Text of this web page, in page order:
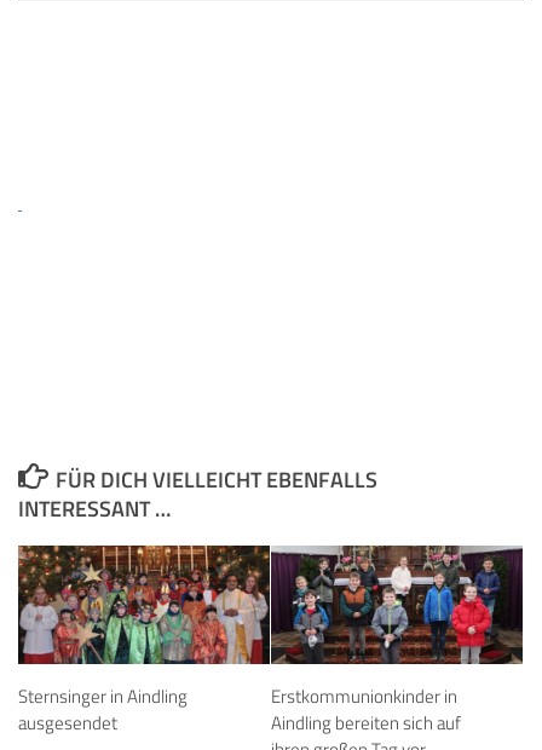
FÜR DICH VIELLEICHT EBENFALLS
INTERESSANT …
Sternsinger in Aindling
ausgesendet
Erstkommunionkinder in
Aindling bereiten sich auf